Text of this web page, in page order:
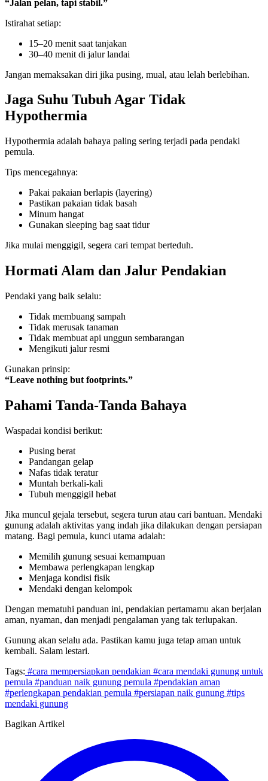
“Jalan pelan, tapi stabil.”
Istirahat setiap:
15–20 menit saat tanjakan
30–40 menit di jalur landai
Jangan memaksakan diri jika pusing, mual, atau lelah berlebihan.
Jaga Suhu Tubuh Agar Tidak
Hypothermia
Hypothermia adalah bahaya paling sering terjadi pada pendaki
pemula.
Tips mencegahnya:
Pakai pakaian berlapis (layering)
Pastikan pakaian tidak basah
Minum hangat
Gunakan sleeping bag saat tidur
Jika mulai menggigil, segera cari tempat berteduh.
Hormati Alam dan Jalur Pendakian
Pendaki yang baik selalu:
Tidak membuang sampah
Tidak merusak tanaman
Tidak membuat api unggun sembarangan
Mengikuti jalur resmi
Gunakan prinsip:
“Leave nothing but footprints.”
Pahami Tanda-Tanda Bahaya
Waspadai kondisi berikut:
Pusing berat
Pandangan gelap
Nafas tidak teratur
Muntah berkali-kali
Tubuh menggigil hebat
Jika muncul gejala tersebut, segera turun atau cari bantuan. Mendaki
gunung adalah aktivitas yang indah jika dilakukan dengan persiapan
matang. Bagi pemula, kunci utama adalah:
Memilih gunung sesuai kemampuan
Membawa perlengkapan lengkap
Menjaga kondisi fisik
Mendaki dengan kelompok
Dengan mematuhi panduan ini, pendakian pertamamu akan berjalan
aman, nyaman, dan menjadi pengalaman yang tak terlupakan.
Gunung akan selalu ada. Pastikan kamu juga tetap aman untuk
kembali. Salam lestari.
Tags: #cara mempersiapkan pendakian #cara mendaki gunung untuk
pemula #panduan naik gunung pemula #pendakian aman
#perlengkapan pendakian pemula #persiapan naik gunung #tips
mendaki gunung
Bagikan Artikel